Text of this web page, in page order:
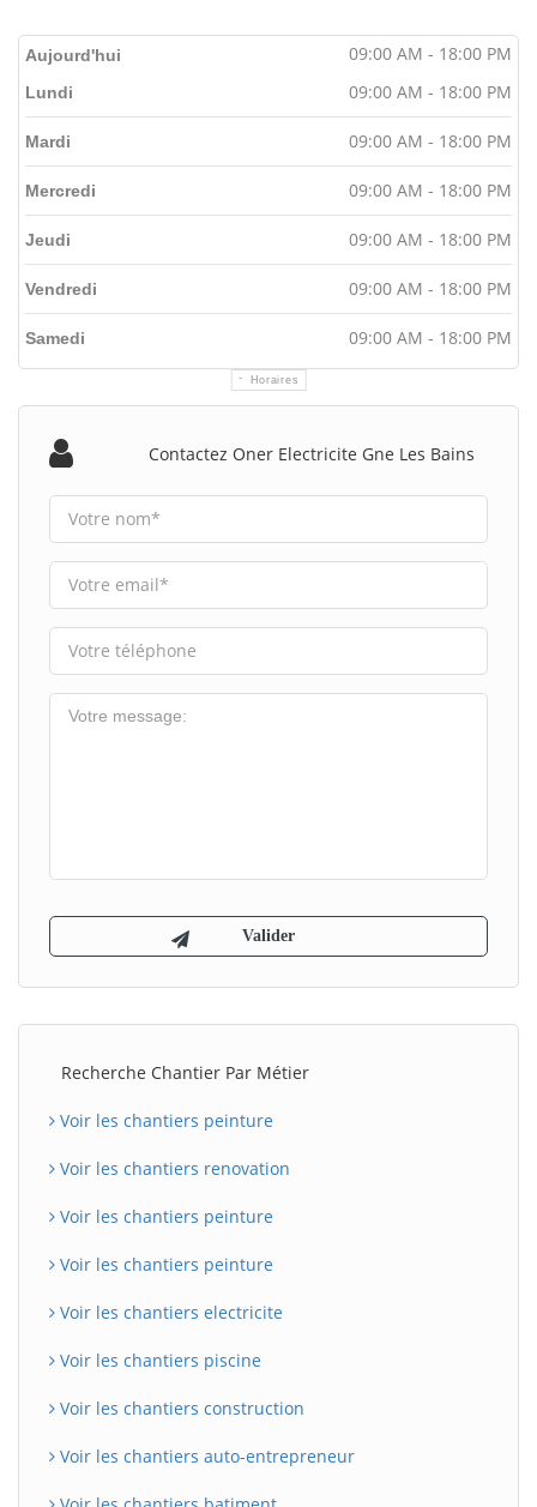
Aujourd'hui 09:00 AM - 18:00 PM
Horaires
Lundi 09:00 AM - 18:00 PM
Mardi 09:00 AM - 18:00 PM
Mercredi 09:00 AM - 18:00 PM
Jeudi 09:00 AM - 18:00 PM
Vendredi 09:00 AM - 18:00 PM
Samedi 09:00 AM - 18:00 PM
Contactez Oner Electricite Gne Les Bains
Recherche Chantier Par Métier
Voir les chantiers peinture
Voir les chantiers renovation
Voir les chantiers peinture
Voir les chantiers peinture
Voir les chantiers electricite
Voir les chantiers piscine
Voir les chantiers construction
Voir les chantiers auto-entrepreneur